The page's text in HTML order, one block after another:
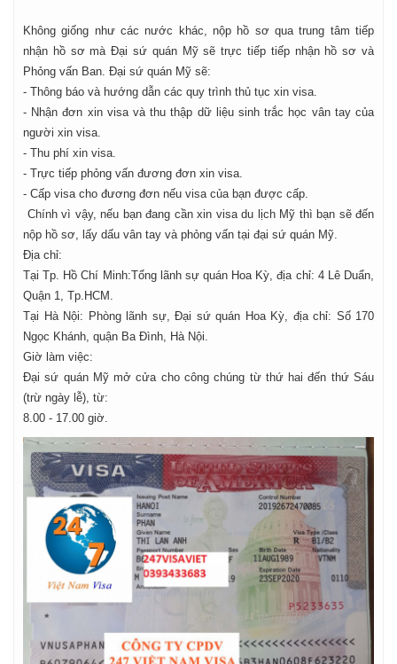
Không giống như các nước khác, nộp hồ sơ qua trung tâm tiếp
nhận hồ sơ mà Đại sứ quán Mỹ sẽ trực tiếp tiếp nhận hồ sơ và
Phỏng vấn Ban. Đại sứ quán Mỹ sẽ:
- Thông báo và hướng dẫn các quy trình thủ tục xin visa.
- Nhận đơn xin visa và thu thập dữ liệu sinh trắc học vân tay của
người xin visa.
- Thu phí xin visa.
- Trực tiếp phỏng vấn đương đơn xin visa.
- Cấp visa cho đương đơn nếu visa của bạn được cấp.
Chính vì vậy, nếu bạn đang cần xin visa du lịch Mỹ thì bạn sẽ đến
nộp hồ sơ, lấy dấu vân tay và phỏng vấn tại đại sứ quán Mỹ.
Địa chỉ:
Tại Tp. Hồ Chí Minh:Tổng lãnh sự quán Hoa Kỳ, địa chỉ: 4 Lê Duẩn,
Quận 1, Tp.HCM.
Tại Hà Nội: Phòng lãnh sự, Đại sứ quán Hoa Kỳ, địa chỉ: Số 170
Ngọc Khánh, quận Ba Đình, Hà Nội.
Giờ làm việc:
Đại sứ quán Mỹ mở cửa cho công chúng từ thứ hai đến thứ Sáu
(trừ ngày lễ), từ:
8.00 - 17.00 giờ.